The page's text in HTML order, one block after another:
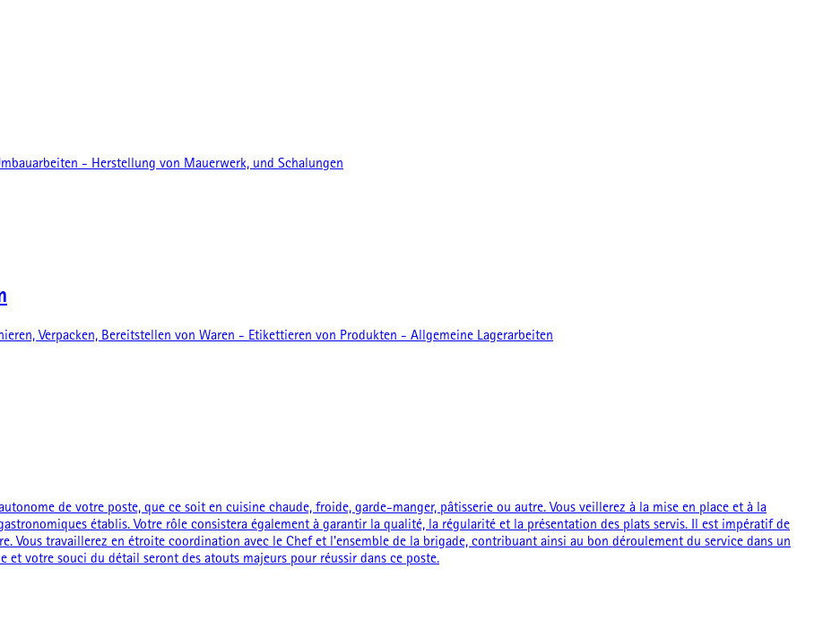
- Herstellung von Mauerwerk, und Schalungen
Verpacken, Bereitstellen von Waren - Etikettieren von Produkten - Allgemeine Lagerarbeiten
de votre poste, que ce soit en cuisine chaude, froide, garde-manger, pâtisserie ou autre. Vous veillerez à la mise en place et à la
établis. Votre rôle consistera également à garantir la qualité, la régularité et la présentation des plats servis. Il est impératif de
Vous travaillerez en étroite coordination avec le Chef et l'ensemble de la brigade, contribuant ainsi au bon déroulement du service dans un
votre souci du détail seront des atouts majeurs pour réussir dans ce poste.